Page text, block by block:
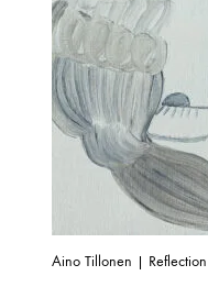
Aino Tillonen | Reflection